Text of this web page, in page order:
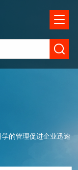
的管理促进企业迅速